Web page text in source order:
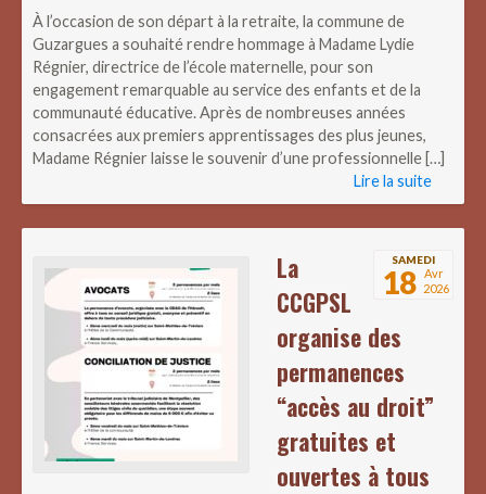
À l’occasion de son départ à la retraite, la commune de
Guzargues a souhaité rendre hommage à Madame Lydie
Régnier, directrice de l’école maternelle, pour son
engagement remarquable au service des enfants et de la
communauté éducative. Après de nombreuses années
consacrées aux premiers apprentissages des plus jeunes,
Madame Régnier laisse le souvenir d’une professionnelle […]
Lire la suite
SAMEDI
18
Avr
2026
La
CCGPSL
organise des
permanences
“accès au droit”
gratuites et
ouvertes à tous